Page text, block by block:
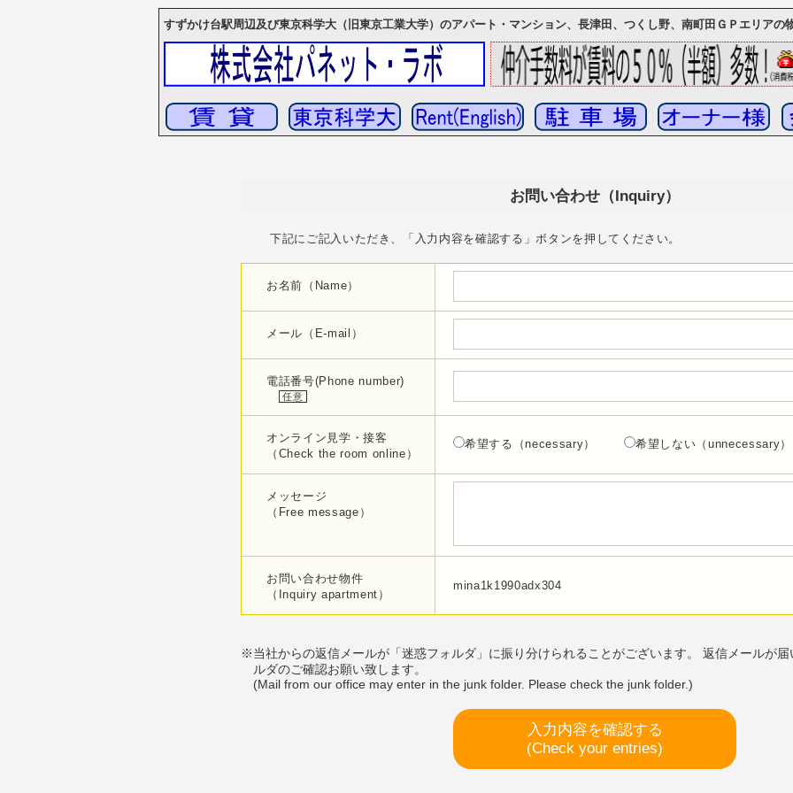
すずかけ台駅周辺及び東京科学大（旧東京工業大学）のアパート・マンション、長津田、つくし野、南町田ＧＰエリアの
お問い合わせ（Inquiry）
下記にご記入いただき、「入力内容を確認する」ボタンを押してください。
お名前（Name）
メール（E-mail）
電話番号(Phone number)
任意
オンライン見学・接客
（Check the room online）
希望する（necessary） 希望しない（unnecessary）
メッセージ
（Free message）
お問い合わせ物件
（Inquiry apartment）
mina1k1990adx304
※当社からの返信メールが「迷惑フォルダ」に振り分けられることがございます。 返信メールが
ルダのご確認お願い致します。
(Mail from our office may enter in the junk folder. Please check the junk folder.)
入力内容を確認する
(Check your entries)